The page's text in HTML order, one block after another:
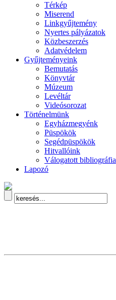
Térkép
Miserend
Linkgyűjtemény
Nyertes pályázatok
Közbeszerzés
Adatvédelem
Gyűjteményeink
Bemutatás
Könyvtár
Múzeum
Levéltár
Videósorozat
Történelmünk
Egyházmegyénk
Püspökök
Segédpüspökök
Hitvallóink
Válogatott bibliográfia
Lapozó